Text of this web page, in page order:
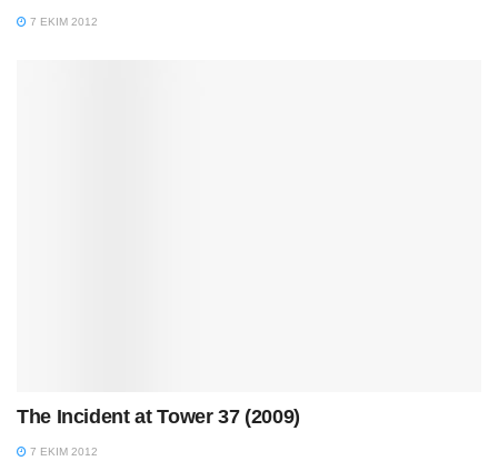
7 EKIM 2012
The Incident at Tower 37 (2009)
7 EKIM 2012